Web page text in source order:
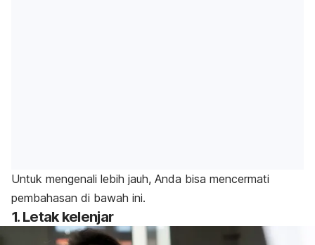
Untuk mengenali lebih jauh, Anda bisa mencermati
pembahasan di bawah ini.
1. Letak kelenjar